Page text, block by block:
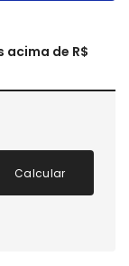
acima de R$
Calcular